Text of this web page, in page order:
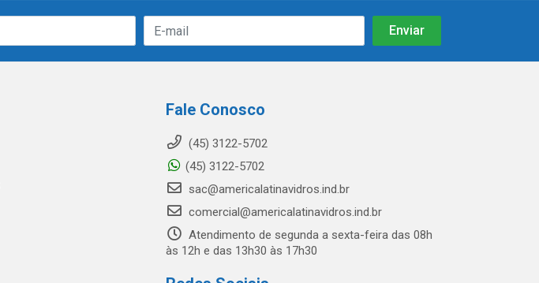
Fale Conosco
(45) 3122-5702
(45) 3122-5702
sac@americalatinavidros.ind.br
comercial@americalatinavidros.ind.br
Atendimento de segunda a sexta-feira das 08h
às 12h e das 13h30 às 17h30